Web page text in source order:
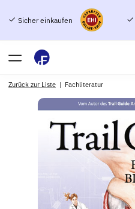
Sicher einkaufen
Zurück zur Liste Fachliteratur